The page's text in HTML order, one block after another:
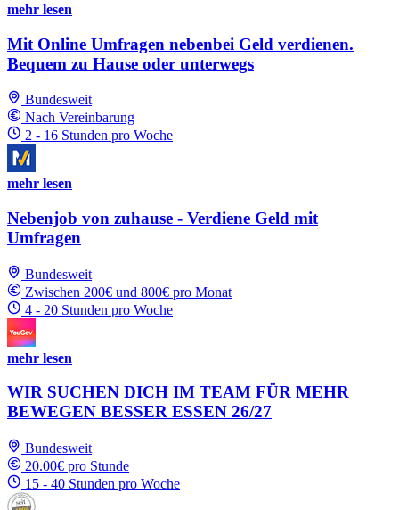
mehr lesen
Mit Online Umfragen nebenbei Geld verdienen.
Bequem zu Hause oder unterwegs
Bundesweit
Nach Vereinbarung
2 - 16 Stunden pro Woche
mehr lesen
Nebenjob von zuhause - Verdiene Geld mit
Umfragen
Bundesweit
Zwischen 200€ und 800€ pro Monat
4 - 20 Stunden pro Woche
mehr lesen
WIR SUCHEN DICH IM TEAM FÜR MEHR
BEWEGEN BESSER ESSEN 26/27
Bundesweit
20.00€ pro Stunde
15 - 40 Stunden pro Woche